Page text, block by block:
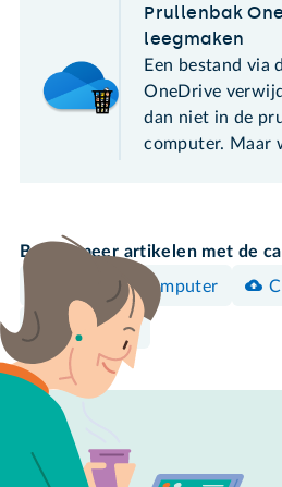
Prullenbak
leegmaken
Een bestand via
OneDrive
dan niet in de
computer. Maar
Bekijk meer artikelen met de
Windows-computer
Opruimen